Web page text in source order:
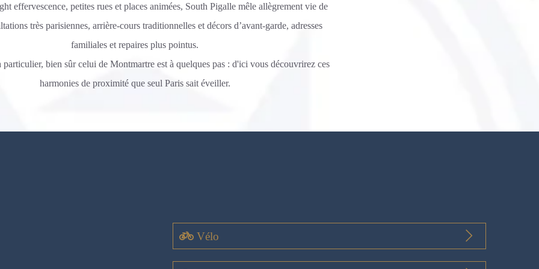
effervescence, petites rues et places animées, South Pigalle mêle allègrement vie de
très parisiennes, arrière-cours traditionnelles et décors d’avant-garde, adresses
familiales et repaires plus pointus.
bien sûr celui de Montmartre est à quelques pas : d'ici vous découvrirez ces
harmonies de proximité que seul Paris sait éveiller.
Vélo
Station Velib' n°9020